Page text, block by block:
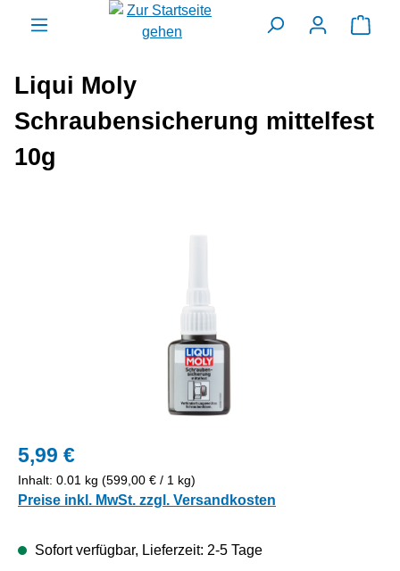
springen
Liqui Moly
Schraubensicherung mittelfest
10g
5,99 €
Inhalt: 0.01 kg (599,00 € / 1 kg)
Preise inkl. MwSt. zzgl. Versandkosten
Sofort verfügbar, Lieferzeit: 2-5 Tage